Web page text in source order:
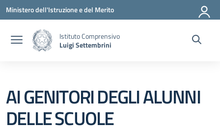
Vai ai contenuti
Vai al menu di navigazione
Vai al footer
Ministero dell'Istruzione e del Merito
Istituto Comprensivo
Luigi Settembrini
AI GENITORI DEGLI ALUNNI
DELLE SCUOLE